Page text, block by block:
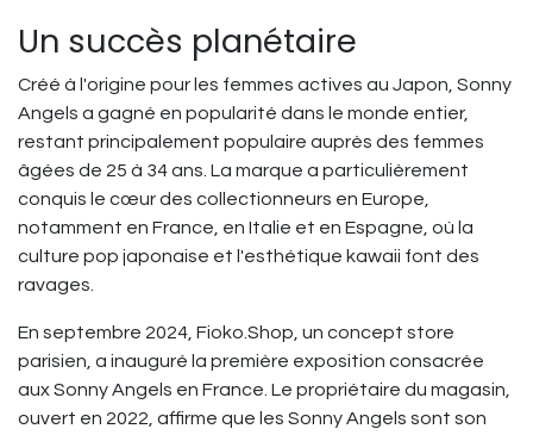
Un succès planétaire
Créé à l'origine pour les femmes actives au Japon, Sonny
Angels a gagné en popularité dans le monde entier,
restant principalement populaire auprès des femmes
âgées de 25 à 34 ans. La marque a particulièrement
conquis le cœur des collectionneurs en Europe,
notamment en France, en Italie et en Espagne, où la
culture pop japonaise et l'esthétique kawaii font des
ravages.
En septembre 2024, Fioko.Shop, un concept store
parisien, a inauguré la première exposition consacrée
aux Sonny Angels en France. Le propriétaire du magasin,
ouvert en 2022, affirme que les Sonny Angels sont son